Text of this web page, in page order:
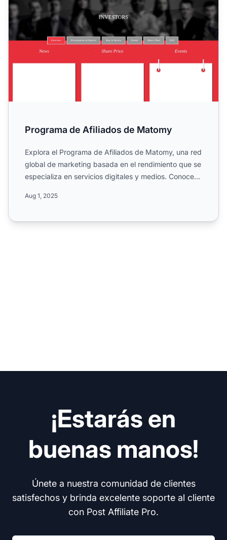
Programa de Afiliados de Matomy
Explora el Programa de Afiliados de Matomy, una red
global de marketing basada en el rendimiento que se
especializa en servicios digitales y medios. Conoce
Aug 1, 2025
¡Estarás en
buenas manos!
Únete a nuestra comunidad de clientes
satisfechos y brinda excelente soporte al cliente
con Post Affiliate Pro.